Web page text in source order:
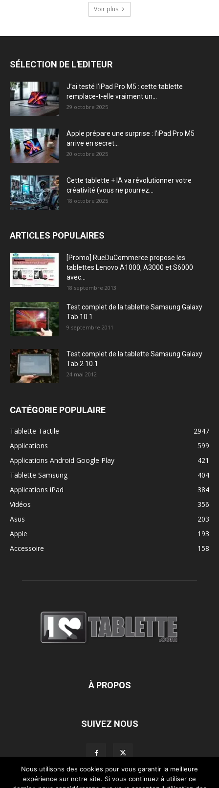
Voir plus
SÉLECTION DE L'EDITEUR
J’ai testé l’iPad Pro M5 : cette tablette
remplace-t-elle vraiment un...
29 octobre 2025
Apple prépare une surprise : l’iPad Pro M5
arrive en secret...
20 octobre 2025
Cette tablette + IA va révolutionner votre
créativité (vous ne pourrez...
18 octobre 2025
ARTICLES POPULAIRES
[Promo] RueDuCommerce propose les
tablettes Lenovo A1000, A3000 et S6000
avec...
18 septembre 2013
Test complet de la tablette Samsung Galaxy
Tab 10.1
9 septembre 2011
Test complet de la tablette Samsung Galaxy
Tab 2 10.1
24 mai 2012
CATÉGORIE POPULAIRE
Tablette Tactile
2947
Applications
599
Applications Android Google Play
421
Tablette Samsung
404
Applications iPad
384
Vidéos
356
Asus
203
Apple
193
Accessoire
158
À PROPOS
SUIVEZ NOUS
Nous utilisons des cookies pour vous garantir la meilleure
expérience sur notre site. Si vous continuez à utiliser ce